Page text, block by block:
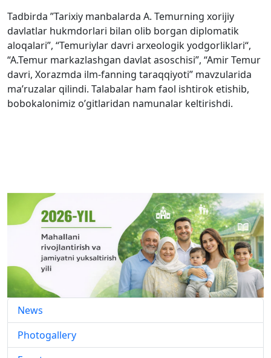
Tadbirda ”Tarixiy manbalarda A. Temurning xorijiy
davlatlar hukmdorlari bilan olib borgan diplomatik
aloqalari”, “Temuriylar davri arxeologik yodgorliklari“,
“A.Temur markazlashgan davlat asoschisi”, “Amir Temur
davri, Xorazmda ilm-fanning taraqqiyoti” mavzularida
ma’ruzalar qilindi. Talabalar ham faol ishtirok etishib,
bobokalonimiz o’gitlaridan namunalar keltirishdi.
News
Photogallery